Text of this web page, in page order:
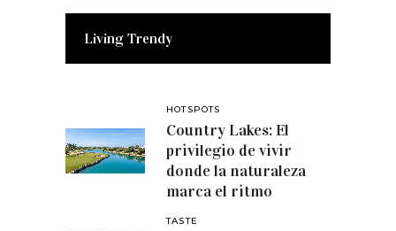
Living Trendy
HOTSPOTS
Country Lakes: El
privilegio de vivir
donde la naturaleza
marca el ritmo
TASTE